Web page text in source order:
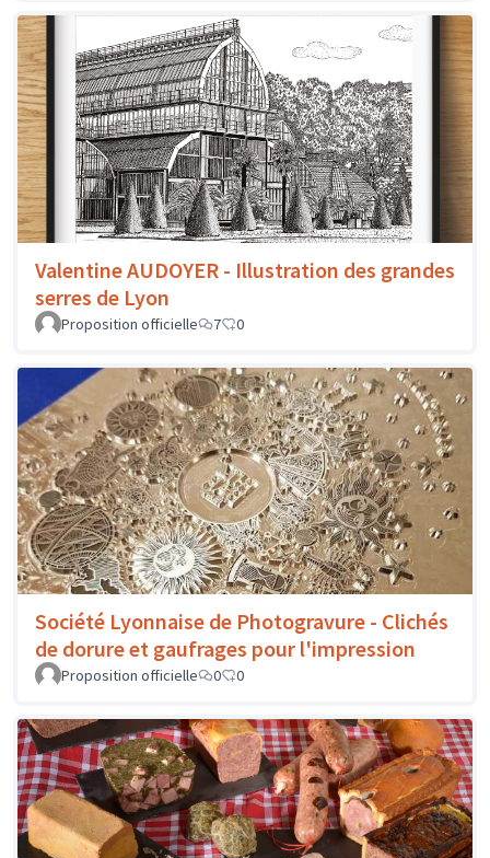
Valentine AUDOYER - Illustration des grandes
serres de Lyon
Proposition officielle 7 0
Société Lyonnaise de Photogravure - Clichés
de dorure et gaufrages pour l'impression
Proposition officielle 0 0